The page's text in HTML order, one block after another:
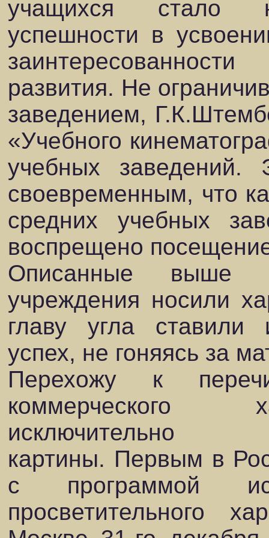
учащихся стало
успешности в
развития. Не
заведением,
«Учебного
учебных заведений.
своевременным, что
средних учебных
воспрещено
Описанные выше
учреждения носили
главу угла ставили
успех, не гоняясь за
Перехожу к
коммерческого
исключительно
картины. Первым в
с программой
просветительного